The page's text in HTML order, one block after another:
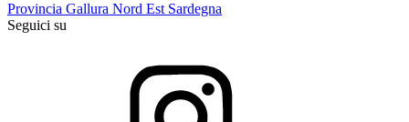
Provincia Gallura Nord Est Sardegna
Seguici su